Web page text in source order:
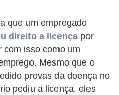
que um empregado
direito a licença por
com isso como um
Mesmo que o
provas da doença no
pediu a licença, eles